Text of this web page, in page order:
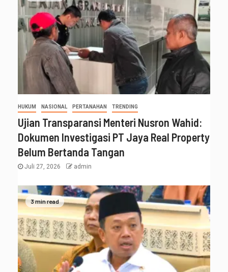
HUKUM NASIONAL PERTANAHAN TRENDING
Ujian Transparansi Menteri Nusron Wahid:
Dokumen Investigasi PT Jaya Real Property
Belum Bertanda Tangan
Juli 27, 2026 admin
3 min read